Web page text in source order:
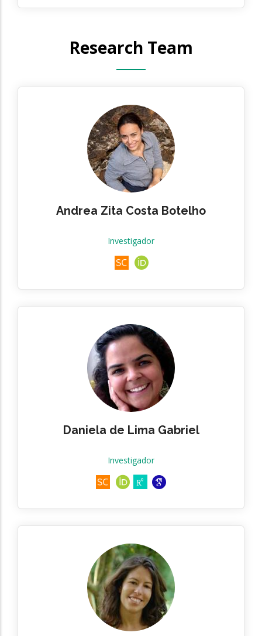
Research Team
Andrea Zita Costa Botelho
Investigador
Daniela de Lima Gabriel
Investigador